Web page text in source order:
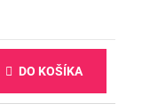
DO KOŠÍKA